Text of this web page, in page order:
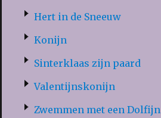
Hert in de Sneeuw
Konijn
Sinterklaas zijn paard
Valentijnskonijn
Zwemmen met een Dolfijn